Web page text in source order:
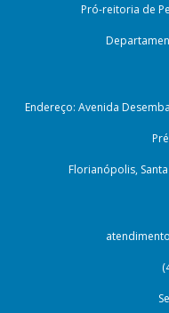
Pró-reitoria de
Endereço: Avenida
Florianópolis,